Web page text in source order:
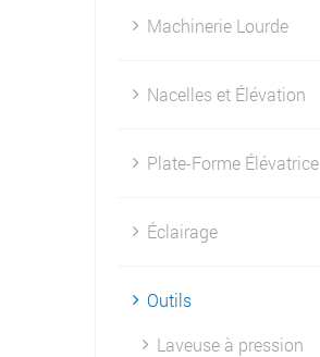
Machinerie Lourde
Nacelles et Élévation
Plate-Forme Élévatrice
Éclairage
Outils
Laveuse à pression